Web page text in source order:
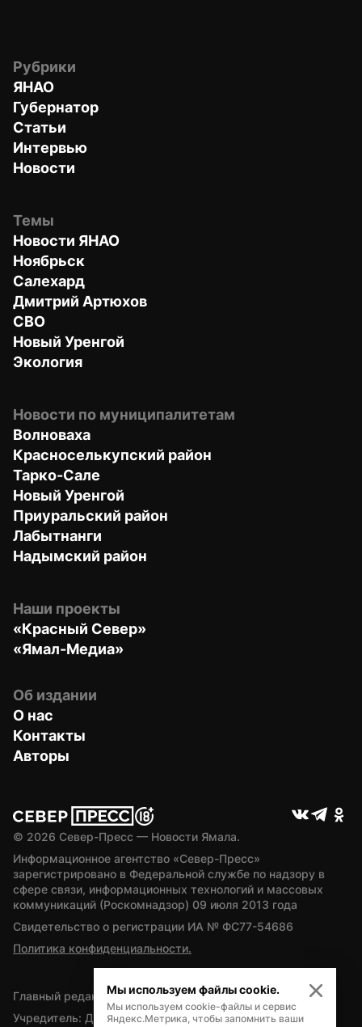
Рубрики
ЯНАО
Губернатор
Статьи
Интервью
Новости
Темы
Новости ЯНАО
Ноябрьск
Салехард
Дмитрий Артюхов
СВО
Новый Уренгой
Экология
Новости по муниципалитетам
Волноваха
Красноселькупский район
Тарко-Сале
Новый Уренгой
Приуральский район
Лабытнанги
Надымский район
Наши проекты
«Красный Север»
«Ямал-Медиа»
Об издании
О нас
Контакты
Авторы
© 2026 Север-Пресс — Новости Ямала.
Информационное агентство «Север-Пресс»
зарегистрировано в Федеральной службе по надзору в
сфере связи, информационных технологий и массовых
коммуникаций (Роскомнадзор) 09 июля 2013 года
Свидетельство о регистрации ИА № ФС77-54686
Политика конфиденциальности.
Главный редактор — А.Л. Поздеев
Учредитель: Департамент внутренней политики Ямало-
Мы используем файлы cookie.
Мы используем cookie-файлы и сервис
Яндекс.Метрика, чтобы запомнить ваши